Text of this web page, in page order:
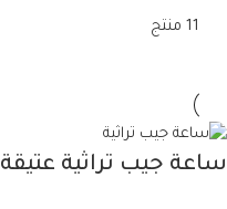
11 منتج
ساعة جيب تراثية عتيقة